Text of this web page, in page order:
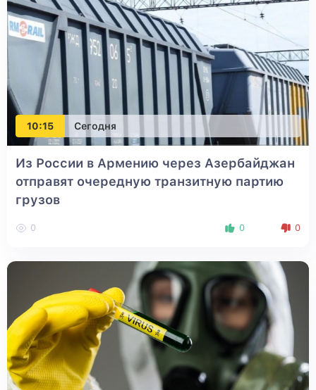
10:15 Сегодня
Из России в Армению через Азербайджан
отправят очередную транзитную партию
грузов
0 0 0